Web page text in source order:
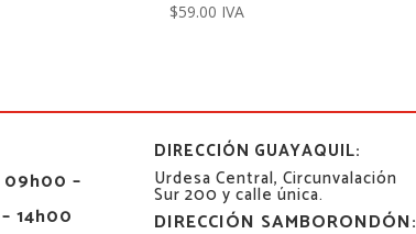
$59.00 IVA
09h00 –
14h00
DIRECCIÓN GUAYAQUIL:
Urdesa Central, Circunvalación
Sur 200 y calle única.
DIRECCIÓN SAMBORONDÓN: